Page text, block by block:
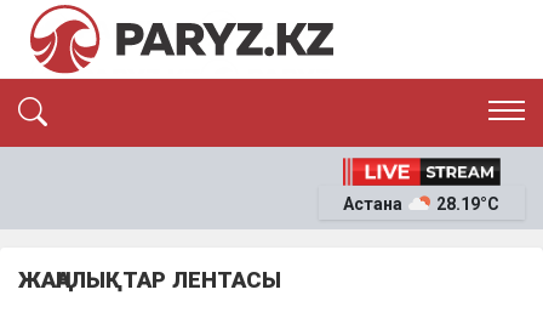
ЭКОНОМИКА
ОҚИҒА
Астана 28.19°C
ЖАҢАЛЫҚТАР ЛЕНТАСЫ